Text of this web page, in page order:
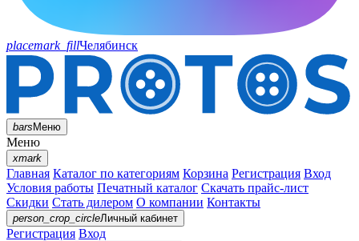
placemark_fillЧелябинск
barsМеню
Меню
xmark
Главная Каталог по категориям Корзина Регистрация Вход
Условия работы Печатный каталог Скачать прайс-лист
Скидки Стать дилером О компании Контакты
person_crop_circleЛичный кабинет
Регистрация Вход